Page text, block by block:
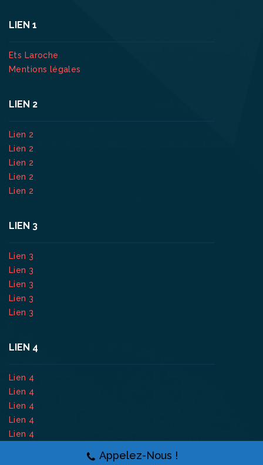
LIEN 1
Ets Laroche
Mentions légales
LIEN 2
Lien 2
Lien 2
Lien 2
Lien 2
Lien 2
LIEN 3
Lien 3
Lien 3
Lien 3
Lien 3
Lien 3
LIEN 4
Lien 4
Lien 4
Lien 4
Lien 4
Lien 4
Appelez-Nous !